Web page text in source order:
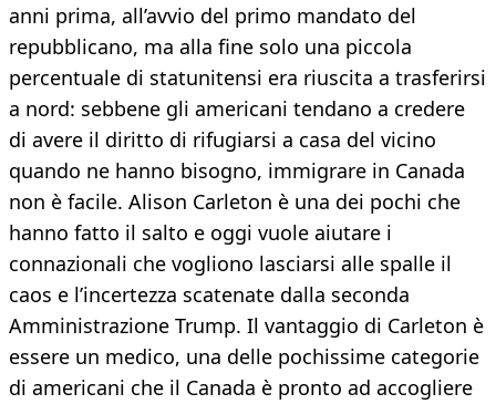
anni prima, all’avvio del primo mandato del
repubblicano, ma alla fine solo una piccola
percentuale di statunitensi era riuscita a trasferirsi
a nord: sebbene gli americani tendano a credere
di avere il diritto di rifugiarsi a casa del vicino
quando ne hanno bisogno, immigrare in Canada
non è facile. Alison Carleton è una dei pochi che
hanno fatto il salto e oggi vuole aiutare i
connazionali che vogliono lasciarsi alle spalle il
caos e l’incertezza scatenate dalla seconda
Amministrazione Trump. Il vantaggio di Carleton è
essere un medico, una delle pochissime categorie
di americani che il Canada è pronto ad accogliere